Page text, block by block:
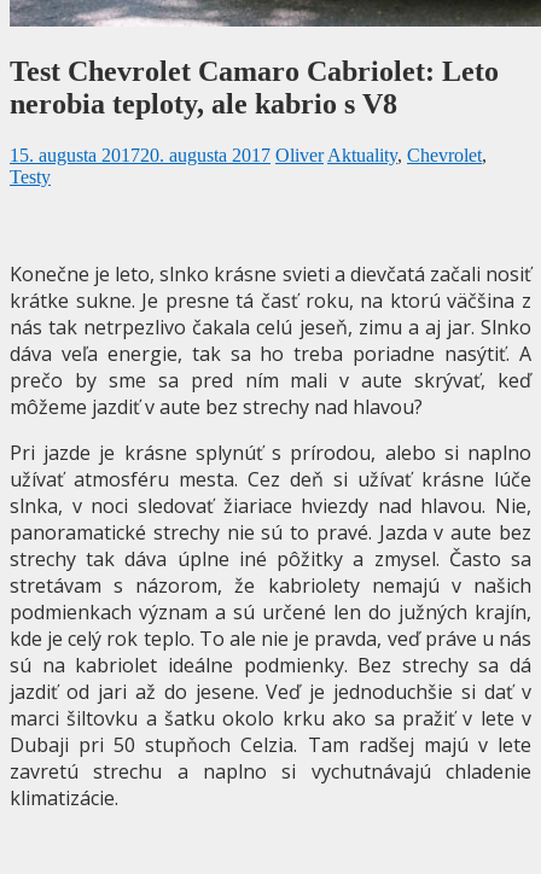
Test Chevrolet Camaro Cabriolet: Leto
nerobia teploty, ale kabrio s V8
15. augusta 201720. augusta 2017 Oliver Aktuality, Chevrolet,
Testy
Konečne je leto, slnko krásne svieti a dievčatá začali nosiť
krátke sukne. Je presne tá časť roku, na ktorú väčšina z
nás tak netrpezlivo čakala celú jeseň, zimu a aj jar. Slnko
dáva veľa energie, tak sa ho treba poriadne nasýtiť. A
prečo by sme sa pred ním mali v aute skrývať, keď
môžeme jazdiť v aute bez strechy nad hlavou?
Pri jazde je krásne splynúť s prírodou, alebo si naplno
užívať atmosféru mesta. Cez deň si užívať krásne lúče
slnka, v noci sledovať žiariace hviezdy nad hlavou. Nie,
panoramatické strechy nie sú to pravé. Jazda v aute bez
strechy tak dáva úplne iné pôžitky a zmysel. Často sa
stretávam s názorom, že kabriolety nemajú v našich
podmienkach význam a sú určené len do južných krajín,
kde je celý rok teplo. To ale nie je pravda, veď práve u nás
sú na kabriolet ideálne podmienky. Bez strechy sa dá
jazdiť od jari až do jesene. Veď je jednoduchšie si dať v
marci šiltovku a šatku okolo krku ako sa pražiť v lete v
Dubaji pri 50 stupňoch Celzia. Tam radšej majú v lete
zavretú strechu a naplno si vychutnávajú chladenie
klimatizácie.